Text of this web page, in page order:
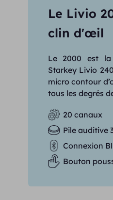
Le Livio
clin d'œil
Le 2000 est la
Starkey Livio
micro contour
tous les degrés
20 canaux
Pile auditive
Connexion
Bouton